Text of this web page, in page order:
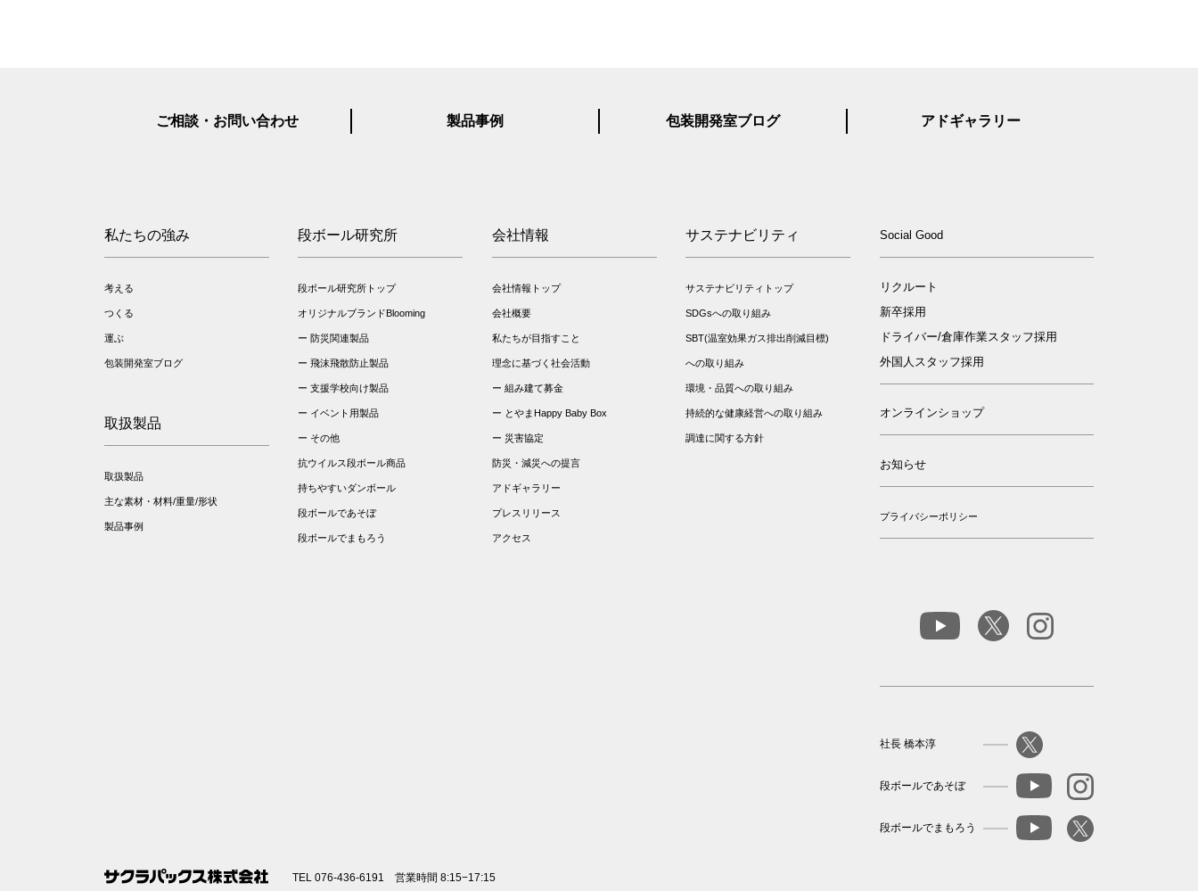
ご相談・お問い合わせ 製品事例 包装開発室ブログ アドギャラリー
私たちの強み
考える
つくる
運ぶ
包装開発室ブログ
取扱製品
取扱製品
主な素材・材料/重量/形状
製品事例
段ボール研究所
段ボール研究所トップ
オリジナルブランドBlooming
防災関連製品
飛沫飛散防止製品
支援学校向け製品
イベント用製品
その他
抗ウイルス段ボール商品
持ちやすいダンボール
段ボールであそぼ
段ボールでまもろう
会社情報
会社情報トップ
会社概要
私たちが目指すこと
理念に基づく社会活動
組み建て募金
とやまHappy Baby Box
災害協定
防災・減災への提言
アドギャラリー
プレスリリース
アクセス
サステナビリティ
サステナビリティトップ
SDGsへの取り組み
SBT(温室効果ガス排出削減目標)
への取り組み
環境・品質への取り組み
持続的な健康経営への取り組み
調達に関する方針
Social Good
リクルート
新卒採用
ドライバー/倉庫作業スタッフ採用
外国人スタッフ採用
オンラインショップ
お知らせ
プライバシーポリシー
社長 橋本淳
段ボールであそぼ
段ボールでまもろう
TEL 076-436-6191 営業時間 8:15−17:15